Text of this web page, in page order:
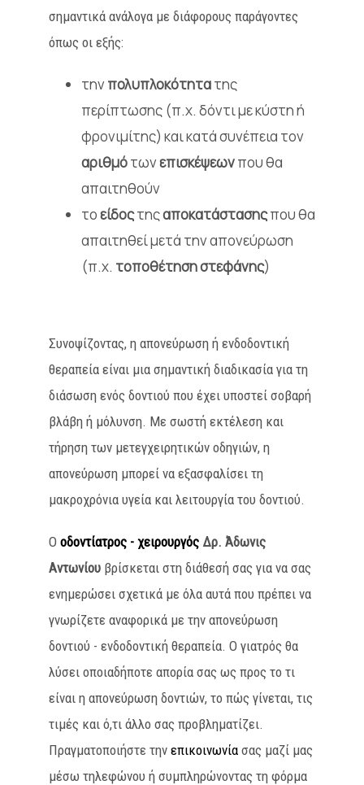
σημαντικά ανάλογα με διάφορους παράγοντες
όπως οι εξής:
την πολυπλοκότητατης
περίπτωσης (π.χ. δόντι με κύστη ή
φρονιμίτης) και κατά συνέπεια τον
αριθμότωνεπισκέψεωνπου θα
απαιτηθούν
τοείδοςτηςαποκατάστασηςπου θα
απαιτηθεί μετά την απονεύρωση
(π.χ. τοποθέτηση στεφάνης)
Συνοψίζοντας, η απονεύρωση ή ενδοδοντική
θεραπεία είναι μια σημαντική διαδικασία για τη
διάσωση ενός δοντιού που έχει υποστεί σοβαρή
βλάβη ή μόλυνση. Με σωστή εκτέλεση και
τήρηση των μετεγχειρητικών οδηγιών, η
απονεύρωση μπορεί να εξασφαλίσει τη
μακροχρόνια υγεία και λειτουργία του δοντιού.
Ο οδοντίατρος - χειρουργόςΔρ. Άδωνις
Αντωνίουβρίσκεται στη διάθεσή σας για να σας
ενημερώσει σχετικά με όλα αυτά που πρέπει να
γνωρίζετε αναφορικά με την απονεύρωση
δοντιού - ενδοδοντική θεραπεία. Ο γιατρός θα
λύσει οποιαδήποτε απορία σας ως προς το τι
είναι η απονεύρωση δοντιών, το πώς γίνεται, τις
τιμές και ό,τι άλλο σας προβληματίζει.
Πραγματοποιήστε την επικοινωνίασας μαζί μας
μέσω τηλεφώνου ή συμπληρώνοντας τη φόρμα